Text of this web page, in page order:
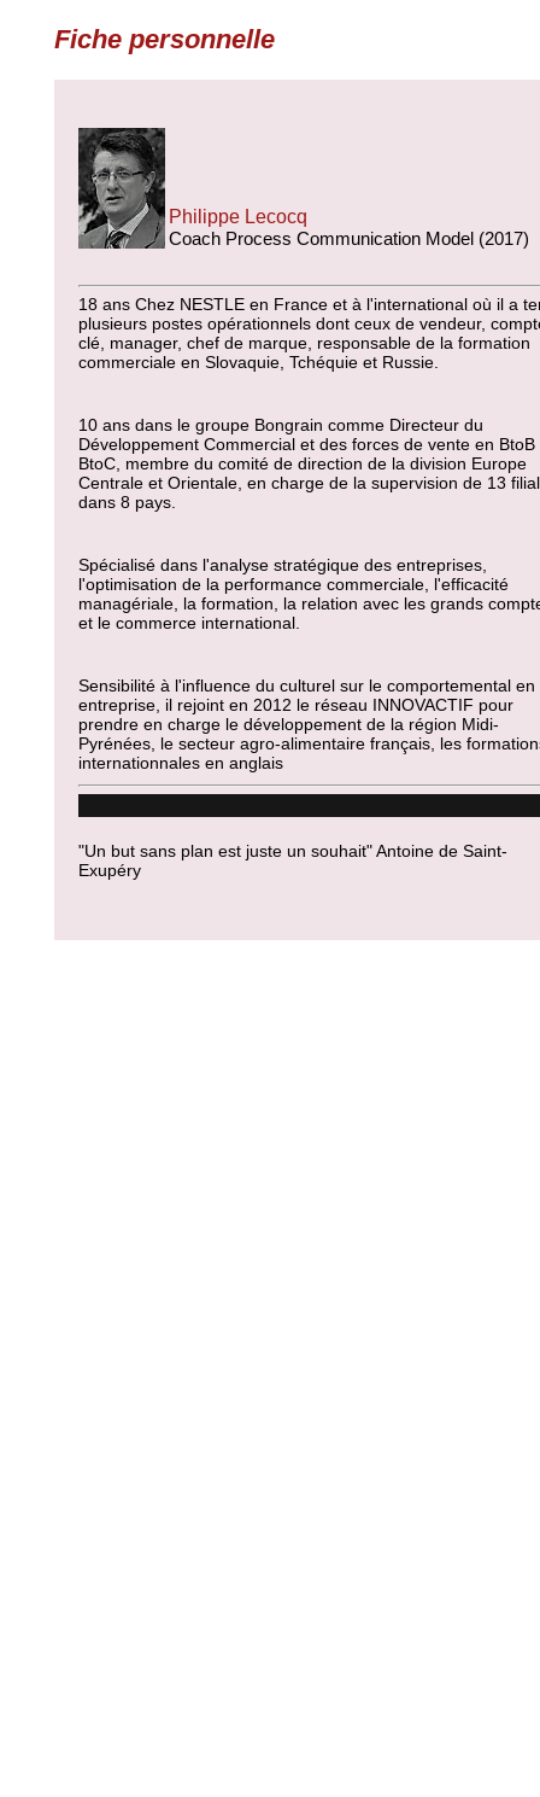
Fiche personnelle
Philippe Lecocq
Coach Process Communication Model (2017)
18 ans Chez NESTLE en France et à l'international où il a
plusieurs postes opérationnels dont ceux de vendeur,
clé, manager, chef de marque, responsable de la formation
commerciale en Slovaquie, Tchéquie et Russie.
10 ans dans le groupe Bongrain comme Directeur du
Développement Commercial et des forces de vente en BtoB
BtoC, membre du comité de direction de la division Europe
Centrale et Orientale, en charge de la supervision de 13
dans 8 pays.
Spécialisé dans l'analyse stratégique des entreprises,
l'optimisation de la performance commerciale, l'efficacité
managériale, la formation, la relation avec les grands
et le commerce international.
Sensibilité à l'influence du culturel sur le comportemental en
entreprise, il rejoint en 2012 le réseau INNOVACTIF pour
prendre en charge le développement de la région Midi-
Pyrénées, le secteur agro-alimentaire français, les
internationnales en anglais
"Un but sans plan est juste un souhait" Antoine de Saint-
Exupéry